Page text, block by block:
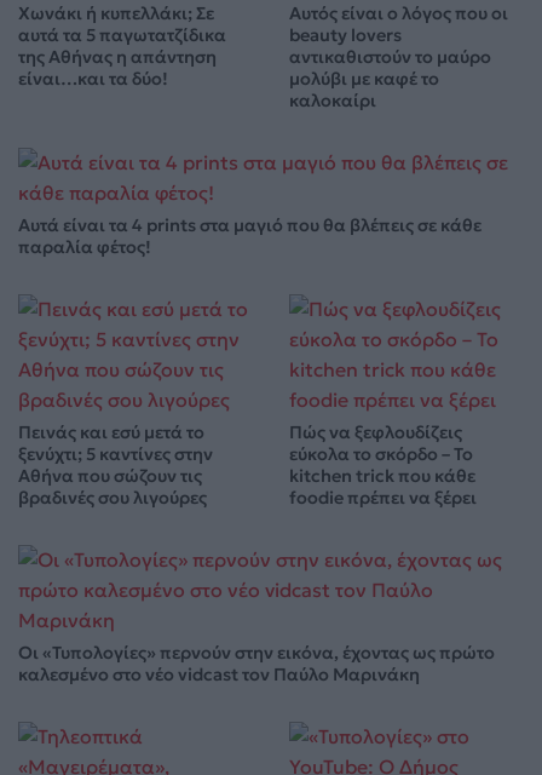
Χωνάκι ή κυπελλάκι; Σε
αυτά τα 5 παγωτατζίδικα
της Αθήνας η απάντηση
είναι…και τα δύο!
Αυτός είναι ο λόγος που οι
beauty lovers
αντικαθιστούν το μαύρο
μολύβι με καφέ το
καλοκαίρι
Αυτά είναι τα 4 prints στα μαγιό που θα βλέπεις σε κάθε
παραλία φέτος!
Πεινάς και εσύ μετά το
ξενύχτι; 5 καντίνες στην
Αθήνα που σώζουν τις
βραδινές σου λιγούρες
Πώς να ξεφλουδίζεις
εύκολα το σκόρδο – Το
kitchen trick που κάθε
foodie πρέπει να ξέρει
Οι «Τυπολογίες» περνούν στην εικόνα, έχοντας ως πρώτο
καλεσμένο στο νέο vidcast τον Παύλο Μαρινάκη